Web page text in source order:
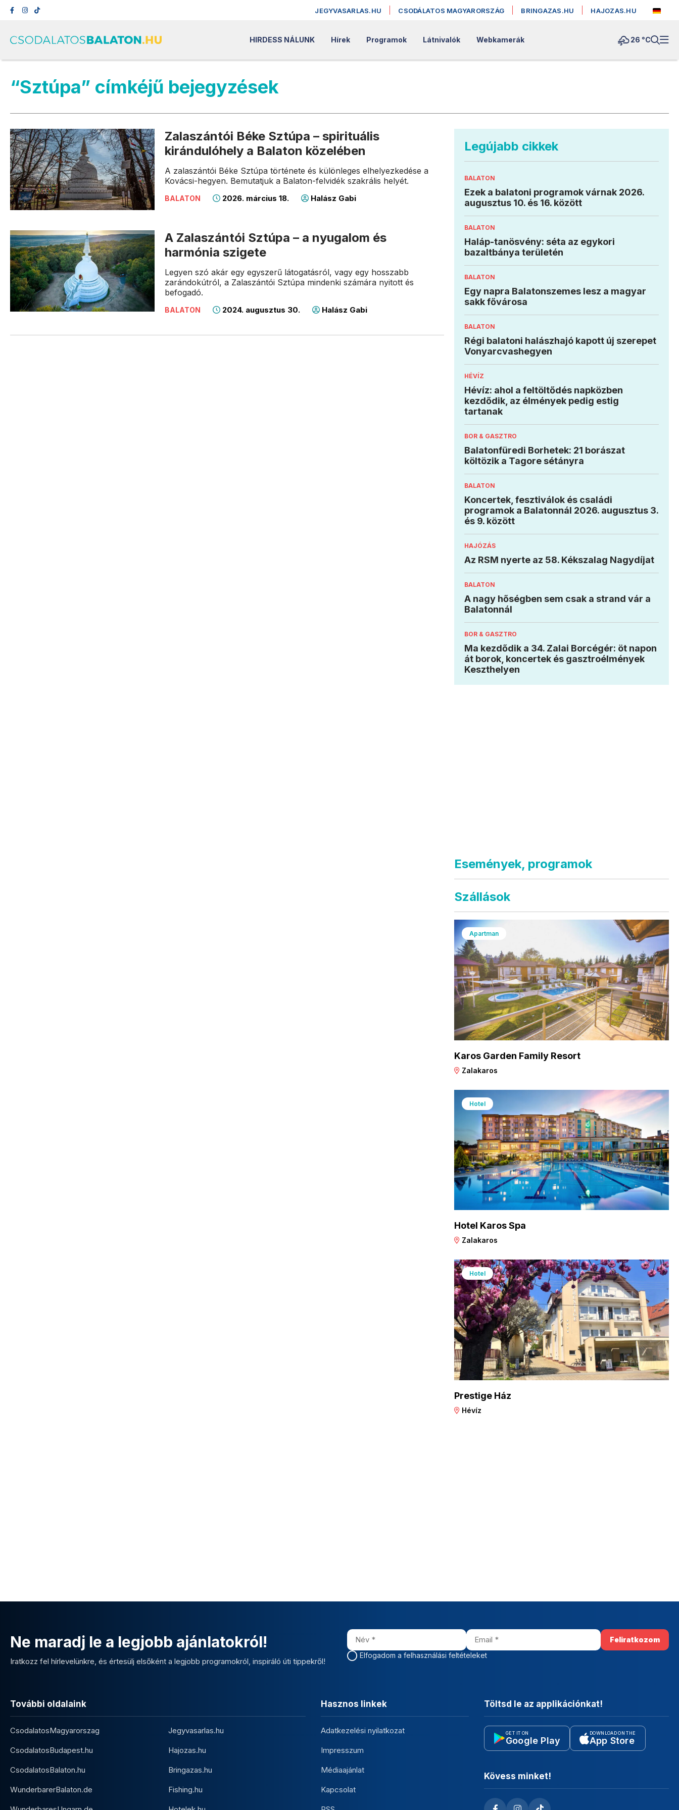
JEGYVASARLAS.HU CSODÁLATOS MAGYARORSZÁG BRINGAZAS.HU HAJOZAS.HU
HIRDESS NÁLUNK Hírek Programok Látnivalók Webkamerák 26 °C
“Sztúpa” címkéjű bejegyzések
Zalaszántói Béke Sztúpa – spirituális
kirándulóhely a Balaton közelében
A zalaszántói Béke Sztúpa története és különleges elhelyezkedése a
Kovácsi-hegyen. Bemutatjuk a Balaton-felvidék szakrális helyét.
BALATON 2026. március 18. Halász Gabi
A Zalaszántói Sztúpa – a nyugalom és
harmónia szigete
Legyen szó akár egy egyszerű látogatásról, vagy egy hosszabb
zarándokútról, a Zalaszántói Sztúpa mindenki számára nyitott és
befogadó.
BALATON 2024. augusztus 30. Halász Gabi
Legújabb cikkek
BALATON
Ezek a balatoni programok várnak 2026.
augusztus 10. és 16. között
BALATON
Haláp-tanösvény: séta az egykori
bazaltbánya területén
BALATON
Egy napra Balatonszemes lesz a magyar
sakk fővárosa
BALATON
Régi balatoni halászhajó kapott új szerepet
Vonyarcvashegyen
HÉVÍZ
Hévíz: ahol a feltöltődés napközben
kezdődik, az élmények pedig estig
tartanak
BOR & GASZTRO
Balatonfüredi Borhetek: 21 borászat
költözik a Tagore sétányra
BALATON
Koncertek, fesztiválok és családi
programok a Balatonnál 2026. augusztus 3.
és 9. között
HAJÓZÁS
Az RSM nyerte az 58. Kékszalag Nagydíjat
BALATON
A nagy hőségben sem csak a strand vár a
Balatonnál
BOR & GASZTRO
Ma kezdődik a 34. Zalai Borcégér: öt napon
át borok, koncertek és gasztroélmények
Keszthelyen
Események, programok
Szállások
Apartman
Karos Garden Family Resort
Zalakaros
Hotel
Hotel Karos Spa
Zalakaros
Hotel
Prestige Ház
Hévíz
Ne maradj le a legjobb ajánlatokról!
Iratkozz fel hírlevelünkre, és értesülj elsőként a legjobb programokról, inspiráló úti tippekről!
Elfogadom a felhasználási feltételeket
További oldalaink
CsodalatosMagyarorszag
CsodalatosBudapest.hu
CsodalatosBalaton.hu
WunderbarerBalaton.de
Jegyvasarlas.hu
Hajozas.hu
Bringazas.hu
Fishing.hu
Hasznos linkek
Adatkezelési nyilatkozat
Impresszum
Médiaajánlat
Kapcsolat
Töltsd le az applikációnkat!
GET IT ON
Google Play
DOWNLOAD ON THE
App Store
Kövess minket!